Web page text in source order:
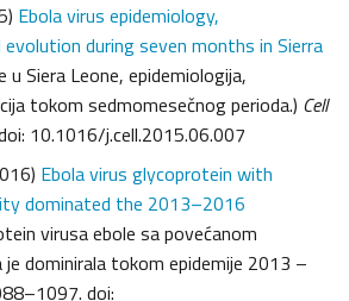
Ebola virus epidemiology,
during seven months in Sierra
u Siera Leone, epidemiologija,
tokom sedmomesečnog perioda.) Cell
10.1016/j.cell.2015.06.007
Ebola virus glycoprotein with
dominated the 2013–2016
virusa ebole sa povećanom
dominirala tokom epidemije 2013 –
doi: